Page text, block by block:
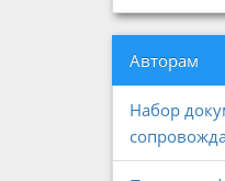
Авторам
Набор